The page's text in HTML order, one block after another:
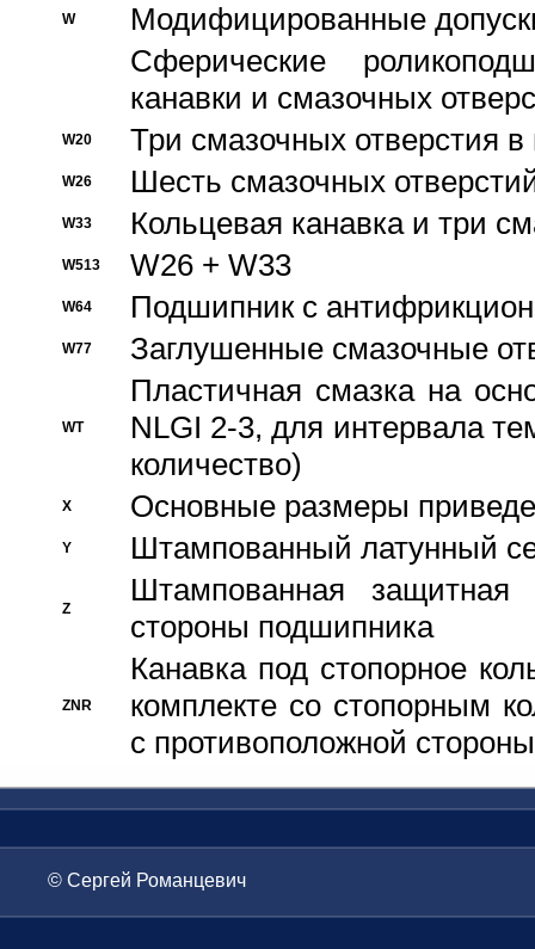
W
Модифицированные
Сферические
канавки и смазочных
W20 Три смазочных отверстия
W26 Шесть смазочных
W33 Кольцевая канавка и три
W513 W26 + W33
W64 Подшипник с
W77 Заглушенные смазочные
WT
Пластичная смазка на
NLGI 2-3, для интервала
количество)
X Основные размеры
Y Штампованный латунный
Z
Штампованная
стороны подшипника
ZNR
Канавка под стопорное
комплекте со стопорным
с противоположной стороны
© Сергей Романцевич